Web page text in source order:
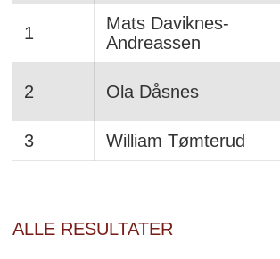
1
Mats Daviknes-
Andreassen
2 Ola Dåsnes
3
William Tømterud
ALLE RESULTATER